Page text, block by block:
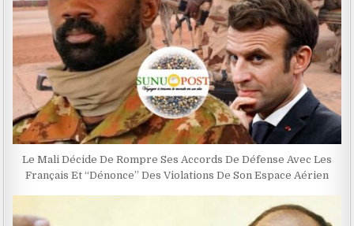
Le Mali Décide De Rompre Ses Accords De Défense Avec Les
Français Et ‘‘Dénonce’’ Des Violations De Son Espace Aérien